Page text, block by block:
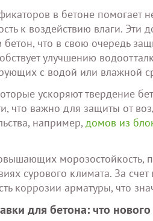
в бетоне помогает
к воздействию влаги.
что в свою очередь
улучшению
с водой или влажной
ускоряют твердение
что важно для защиты от
например, домов из
морозостойкость,
сурового климата. За
коррозии арматуры, что
для бетона: что